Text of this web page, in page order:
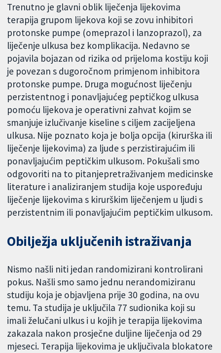
Trenutno je glavni oblik liječenja lijekovima
terapija grupom lijekova koji se zovu inhibitori
protonske pumpe (omeprazol i lanzoprazol), za
liječenje ulkusa bez komplikacija. Nedavno se
pojavila bojazan od rizika od prijeloma kostiju koji
je povezan s dugoročnom primjenom inhibitora
protonske pumpe. Druga mogućnost liječenju
perzistentnog i ponavljajućeg peptičkog ulkusa
pomoću lijekova je operativni zahvat kojim se
smanjuje izlučivanje kiseline s ciljem zacijeljena
ulkusa. Nije poznato koja je bolja opcija (kirurška ili
liječenje lijekovima) za ljude s perzistirajućim ili
ponavljajućim peptičkim ulkusom. Pokušali smo
odgovoriti na to pitanjepretraživanjem medicinske
literature i analiziranjem studija koje uspoređuju
liječenje lijekovima s kirurškim liječenjem u ljudi s
perzistentnim ili ponavljajućim peptičkim ulkusom.
Obilježja uključenih istraživanja
Nismo našli niti jedan randomizirani kontrolirani
pokus. Našli smo samo jednu nerandomiziranu
studiju koja je objavljena prije 30 godina, na ovu
temu. Ta studija je uključila 77 sudionika koji su
imali želučani ulkus i u kojih je terapija lijekovima
zakazala nakon prosječne duljine liječenja od 29
mjeseci. Terapija lijekovima je uključivala blokatore